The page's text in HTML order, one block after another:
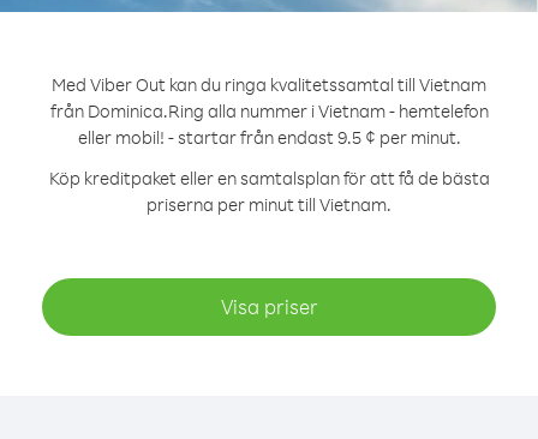
Med Viber Out kan du ringa kvalitetssamtal till Vietnam
från Dominica.Ring alla nummer i Vietnam - hemtelefon
eller mobil! - startar från endast 9.5 ¢ per minut.
Köp kreditpaket eller en samtalsplan för att få de bästa
priserna per minut till Vietnam.
Visa priser